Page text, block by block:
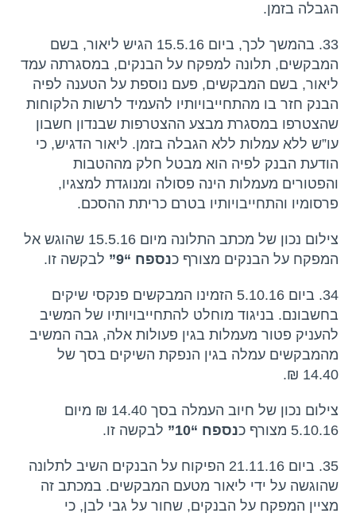
הגבלה בזמן.
33. בהמשך לכך, ביום 15.5.16 הגיש ליאור, בשם
המבקשים, תלונה למפקח על הבנקים, במסגרתה עמד
ליאור, בשם המבקשים, פעם נוספת על הטענה לפיה
הבנק חזר בו מהתחייבויותיו להעמיד לרשות הלקוחות
שהצטרפו במסגרת מבצע ההצטרפות שבנדון חשבון
עו”ש ללא עמלות ללא הגבלה בזמן. ליאור הדגיש, כי
הודעת הבנק לפיה הוא מבטל חלק מההטבות
והפטורים מעמלות הינה פסולה ומנוגדת למצגיו,
פרסומיו והתחייבויותיו בטרם כריתת ההסכם.
צילום נכון של מכתב התלונה מיום 15.5.16 שהוגש אל
המפקח על הבנקים מצורף כנספח “9” לבקשה זו.
34. ביום 5.10.16 הזמינו המבקשים פנקסי שיקים
בחשבונם. בניגוד מוחלט להתחייבויותיו של המשיב
להעניק פטור מעמלות בגין פעולות אלה, גבה המשיב
מהמבקשים עמלה בגין הנפקת השיקים בסך של
14.40 ₪.
צילום נכון של חיוב העמלה בסך 14.40 ₪ מיום
5.10.16 מצורף כ
נספח “10” לבקשה זו.
35. ביום 21.11.16 הפיקוח על הבנקים השיב לתלונה
שהוגשה על ידי ליאור מטעם המבקשים. במכתב זה
מציין המפקח על הבנקים, שחור על גבי לבן, כי